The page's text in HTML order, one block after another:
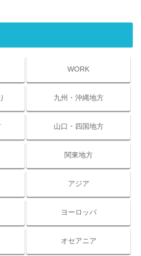
WORK
九州・沖縄地方
山口・四国地方
関東地方
アジア
ヨーロッパ
オセアニア